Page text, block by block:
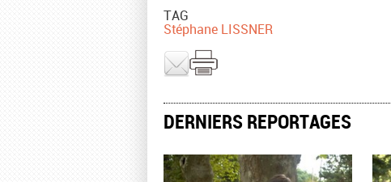
TAG
Stéphane LISSNER
DERNIERS REPORTAGES